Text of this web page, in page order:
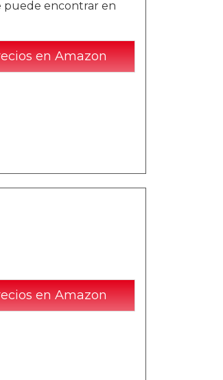
puede encontrar en
en Amazon
en Amazon